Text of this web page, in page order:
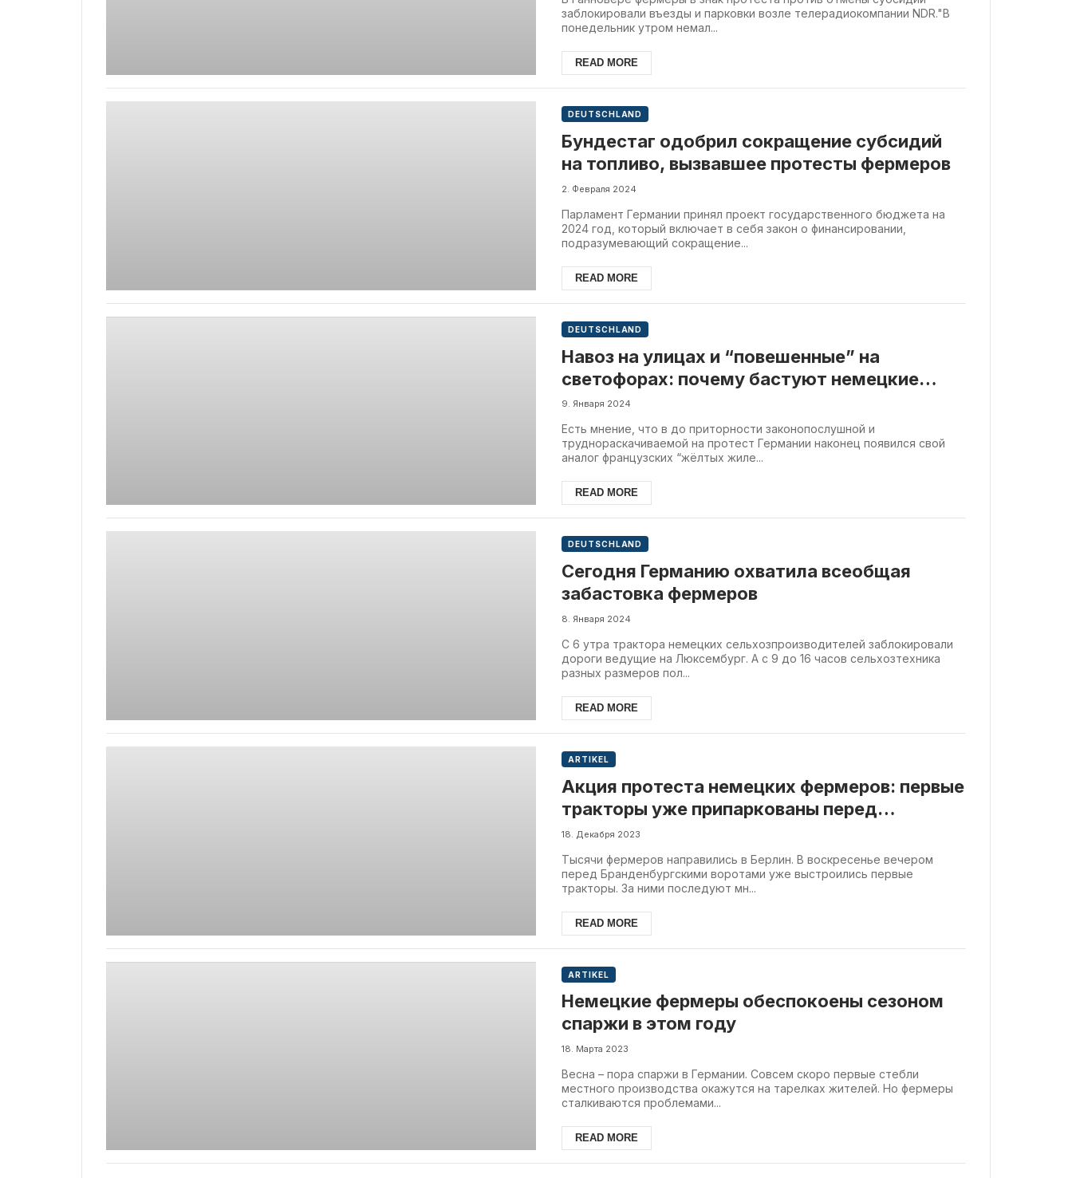
заблокировали въезды и парковки возле телерадиокомпании NDR."В
понедельник утром немал...
READ MORE
DEUTSCHLAND
Бундестаг одобрил сокращение субсидий
на топливо, вызвавшее протесты фермеров
2. Февраля 2024
Парламент Германии принял проект государственного бюджета на
2024 год, который включает в себя закон о финансировании,
подразумевающий сокращение...
READ MORE
DEUTSCHLAND
Навоз на улицах и “повешенные” на
светофорах: почему бастуют немецкие
фермеры
9. Января 2024
Есть мнение, что в до приторности законопослушной и
труднораскачиваемой на протест Германии наконец появился свой
аналог французских “жёлтых жиле...
READ MORE
DEUTSCHLAND
Сегодня Германию охватила всеобщая
забастовка фермеров
8. Января 2024
С 6 утра трактора немецких сельхозпроизводителей заблокировали
дороги ведущие на Люксембург. А с 9 до 16 часов сельхозтехника
разных размеров пол...
READ MORE
ARTIKEL
Акция протеста немецких фермеров: первые
тракторы уже припаркованы перед
Бранденбургскими воротами
18. Декабря 2023
Тысячи фермеров направились в Берлин. В воскресенье вечером
перед Бранденбургскими воротами уже выстроились первые
тракторы. За ними последуют мн...
READ MORE
ARTIKEL
Немецкие фермеры обеспокоены сезоном
спаржи в этом году
18. Марта 2023
Весна – пора спаржи в Германии. Совсем скоро первые стебли
местного производства окажутся на тарелках жителей. Но фермеры
сталкиваются проблемами...
READ MORE